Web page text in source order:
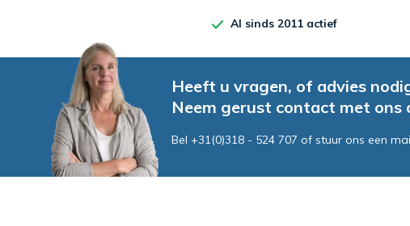
Al sinds 2011 actief
Heeft u vragen, of advies
Neem gerust contact met ons
Bel +31(0)318 - 524 707 of stuur ons een